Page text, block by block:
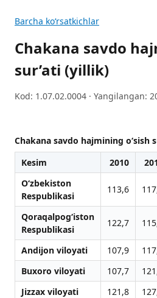
Barcha koʻrsatkichlar
Chakana savdo
sur’ati (yillik)
Kod: 1.07.02.0004 · Yangilangan:
Chakana savdo hajmining o‘sish
Kesim
2010
O‘zbekiston
Respublikasi
113,6
Qoraqalpog‘iston
Respublikasi
122,7
Andijon viloyati 107,9
Buxoro viloyati
107,7
Jizzax viloyati
121,8